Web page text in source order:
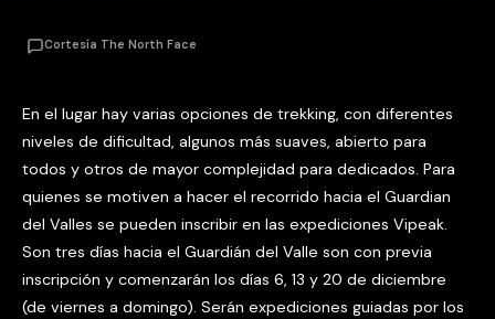
Cortesía The North Face
En el lugar hay varias opciones de trekking, con diferentes
niveles de dificultad, algunos más suaves, abierto para
todos y otros de mayor complejidad para dedicados. Para
quienes se motiven a hacer el recorrido hacia el Guardian
del Valles se pueden inscribir en las expediciones Vipeak.
Son tres días hacia el Guardián del Valle son con previa
inscripción y comenzarán los días 6, 13 y 20 de diciembre
(de viernes a domingo). Serán expediciones guiadas por los